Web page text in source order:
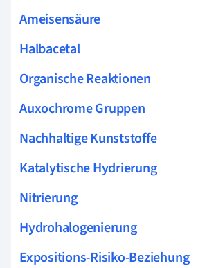
Ameisensäure
Halbacetal
Organische Reaktionen
Auxochrome Gruppen
Nachhaltige Kunststoffe
Katalytische Hydrierung
Nitrierung
Hydrohalogenierung
Expositions-Risiko-Beziehung